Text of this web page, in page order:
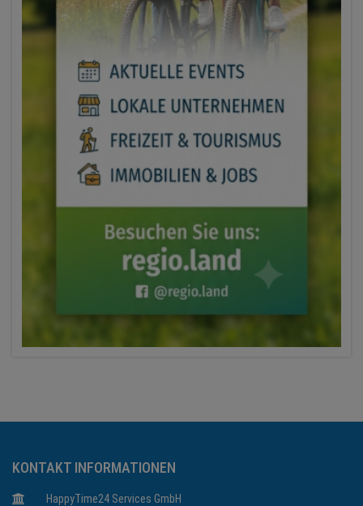
KONTAKT INFORMATIONEN
HappyTime24 Services GmbH